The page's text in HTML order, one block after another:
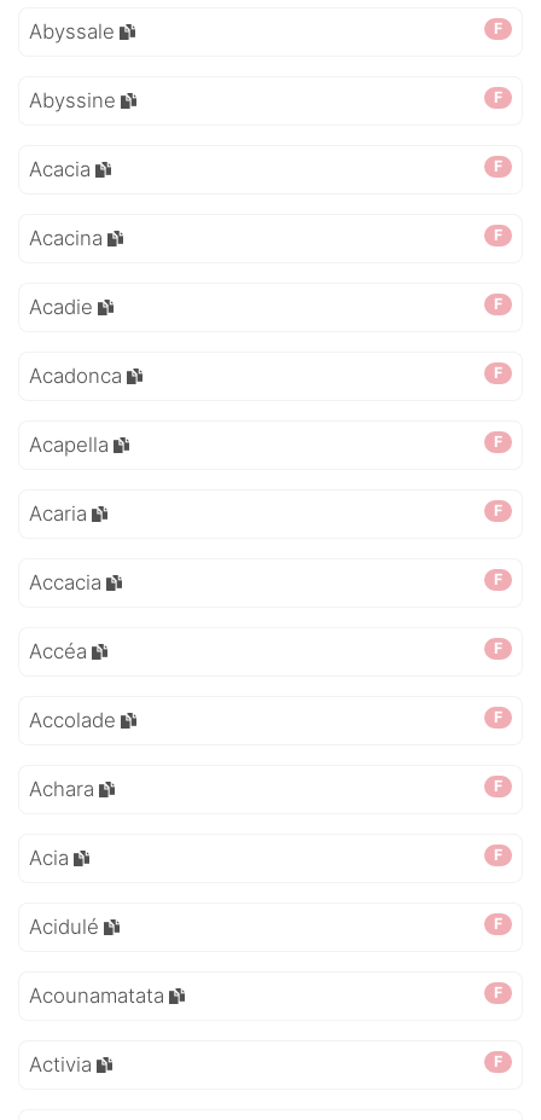
F
Abyssale
F
Abyssine
F
Acacia
F
Acacina
F
Acadie
F
Acadonca
F
Acapella
F
Acaria
F
Accacia
F
Accéa
F
Accolade
F
Achara
F
Acia
F
Acidulé
F
Acounamatata
F
Activia